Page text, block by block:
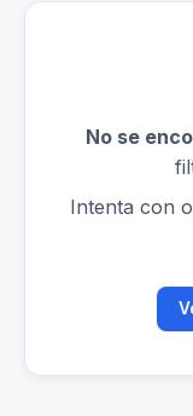
No se
Intenta con